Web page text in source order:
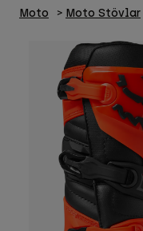
Moto Moto Stövlar